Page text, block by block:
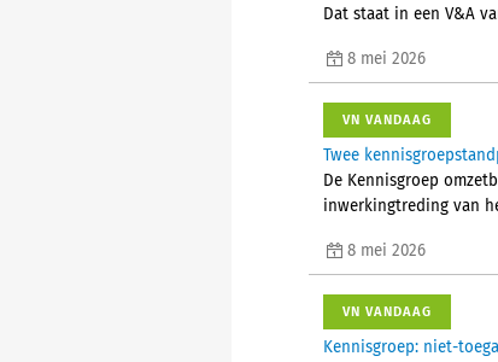
Dat staat in een V&A
8 mei 2026
VN VANDAAG
Twee
De Kennisgroep
inwerkingtreding van
8 mei 2026
VN VANDAAG
Kennisgroep: niet-